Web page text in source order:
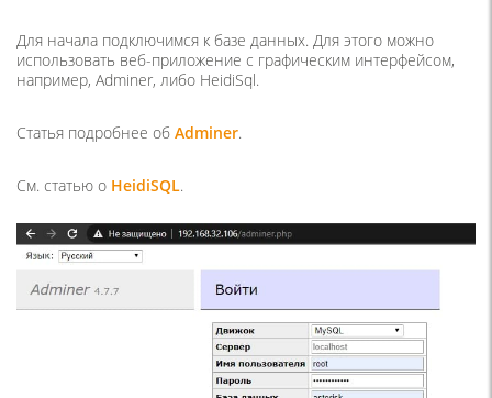
Для начала подключимся к базе данных. Для этого можно
использовать веб-приложение с графическим интерфейсом,
например, Adminer, либо HeidiSql.
Статья подробнее об Adminer.
См. статью о HeidiSQL.